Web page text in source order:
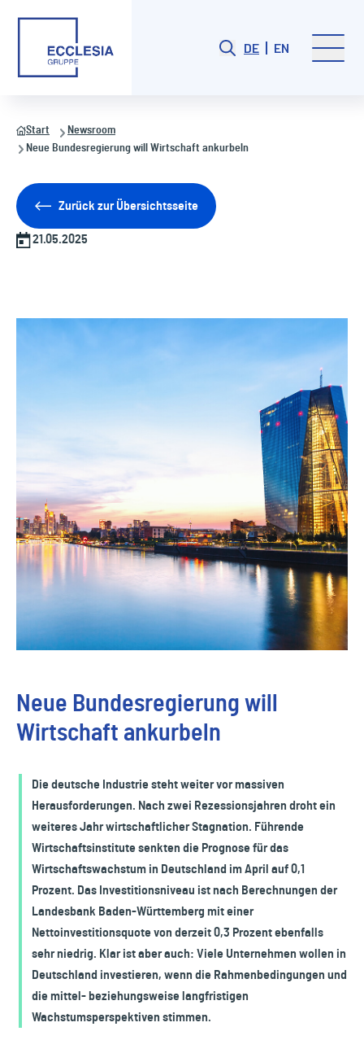
DE EN
Start
Newsroom
Neue Bundesregierung will Wirtschaft ankurbeln
Zurück zur Übersichtsseite
21.05.2025
Neue Bundesregierung will
Wirtschaft ankurbeln
Die deutsche Industrie steht weiter vor massiven
Herausforderungen. Nach zwei Rezessionsjahren droht ein
weiteres Jahr wirtschaftlicher Stagnation. Führende
Wirtschaftsinstitute senkten die Prognose für das
Wirtschaftswachstum in Deutschland im April auf 0,1
Prozent. Das Investitionsniveau ist nach Berechnungen der
Landesbank Baden-Württemberg mit einer
Nettoinvestitionsquote von derzeit 0,3 Prozent ebenfalls
sehr niedrig. Klar ist aber auch: Viele Unternehmen wollen in
Deutschland investieren, wenn die Rahmenbedingungen und
die mittel- beziehungsweise langfristigen
Wachstumsperspektiven stimmen.